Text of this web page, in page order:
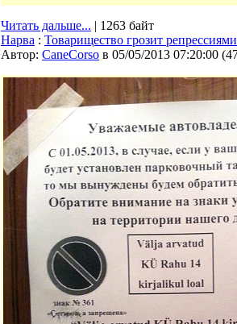
Читать дальше... | 1263 байт
Нарва : Товарищество грозит репрессиями
Автор: CaneCorso в 05/05/2013 07:20:00 (